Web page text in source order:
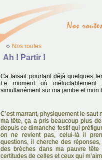
Nos routes
Ah ! Partir !
Ca faisait pourtant déjà quelques
Le moment où
simultanément sur ma jambe et
C’est marrant, physiquement le
ma tête, ça a pris beaucoup plus
depuis ce dimanche festif qui
on ne revient pas, celui-là il
questions, il cherche des
des brèches dans ma pauvre
certitudes de celles et ceux qui